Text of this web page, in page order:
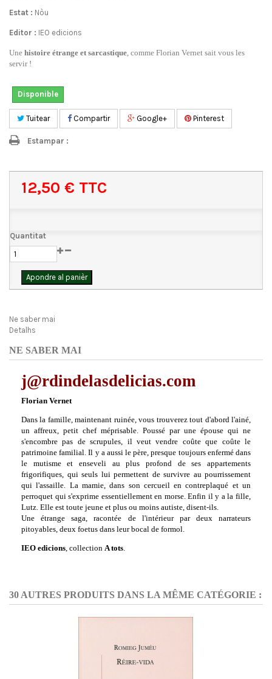
Estat : Nòu
Editor : IEO edicions
Une histoire étrange et sarcastique, comme Florian Vernet sait vous les
servir !
Disponible
Tuitear Compartir Google+ Pinterest
Estampar :
12,50 € TTC
Quantitat
Apondre al panièr
Ne saber mai
Detalhs
NE SABER MAI
j@rdindelasdelicias.com
Florian Vernet
Dans la famille, maintenant ruinée, vous trouverez tout d'abord l'ainé,
un affreux, petit chef méprisable. Poussé par une épouse qui ne
s'encombre pas de scrupules, il veut vendre coûte que coûte le
patrimoine familial. Il y a aussi le père, presque toujours enfermé dans
le mutisme et enseveli au plus profond de ses appartements
frigorifiques, qui seuls lui permettent de survivre au pourrissement
qui l'assaille. La mamie, dans son cercueil en contreplaqué et un
perroquet qui s'exprime essentiellement en morse. Enfin il y a la fille,
Lutz. Elle est toute jeune et plus ou moins autiste, disent-ils.
Une étrange saga, racontée de l'intérieur par deux narrateurs
pitoyables, deux foetus dans leur bocal de formol.
IEO edicions, collection A tots.
30 AUTRES PRODUITS DANS LA MÊME CATÉGORIE :